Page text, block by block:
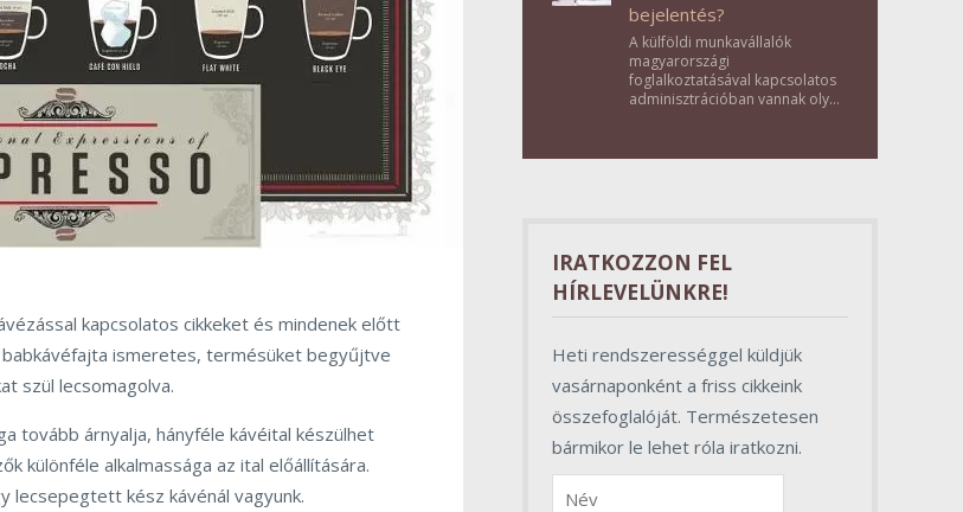
kapcsolatos cikkeket és mindenek előtt
ismeretes, termésüket begyűjtve
szül lecsomagolva.
tovább árnyalja, hányféle kávéital készülhet
különféle alkalmassága az ital előállítására.
lecsepegtett kész kávénál vagyunk.
bejelentés?
A külföldi munkavállalók
magyarországi
foglalkoztatásával kapcsolatos
adminisztrációban vannak olyan
valójában azonban
IRATKOZZON FEL
HÍRLEVELÜNKRE!
Heti rendszerességgel küldjük
vasárnaponként a friss cikkeink
összefoglalóját. Természetesen
bármikor le lehet róla iratkozni.